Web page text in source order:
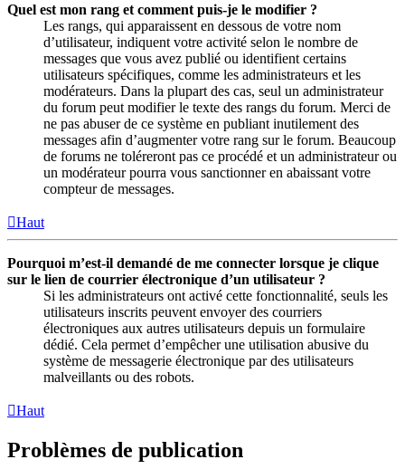
Quel est mon rang et comment puis-je le modifier ?
Les rangs, qui apparaissent en dessous de votre nom
d’utilisateur, indiquent votre activité selon le nombre de
messages que vous avez publié ou identifient certains
utilisateurs spécifiques, comme les administrateurs et les
modérateurs. Dans la plupart des cas, seul un administrateur
du forum peut modifier le texte des rangs du forum. Merci de
ne pas abuser de ce système en publiant inutilement des
messages afin d’augmenter votre rang sur le forum. Beaucoup
de forums ne toléreront pas ce procédé et un administrateur ou
un modérateur pourra vous sanctionner en abaissant votre
compteur de messages.
Haut
Pourquoi m’est-il demandé de me connecter lorsque je clique
sur le lien de courrier électronique d’un utilisateur ?
Si les administrateurs ont activé cette fonctionnalité, seuls les
utilisateurs inscrits peuvent envoyer des courriers
électroniques aux autres utilisateurs depuis un formulaire
dédié. Cela permet d’empêcher une utilisation abusive du
système de messagerie électronique par des utilisateurs
malveillants ou des robots.
Haut
Problèmes de publication